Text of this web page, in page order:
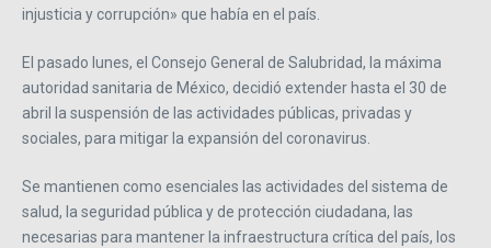
injusticia y corrupción» que había en el país.
El pasado lunes, el Consejo General de Salubridad, la máxima
autoridad sanitaria de México, decidió extender hasta el 30 de
abril la suspensión de las actividades públicas, privadas y
sociales, para mitigar la expansión del coronavirus.
Se mantienen como esenciales las actividades del sistema de
salud, la seguridad pública y de protección ciudadana, las
necesarias para mantener la infraestructura crítica del país, los